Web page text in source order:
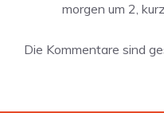
morgen um 2,
Die Kommentare sind